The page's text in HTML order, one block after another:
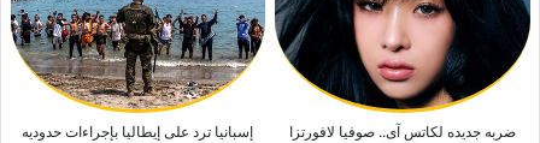
الفوائد الصحیه المذهله لتناول السمک مع عظامه
ضربه جدیده لکاتس آی.. صوفیا لافورتزا
إسبانیا ترد على إیطالیا بإجراءات حدودیه